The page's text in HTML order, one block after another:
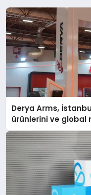
Derya Arms,
ürünlerini ve global